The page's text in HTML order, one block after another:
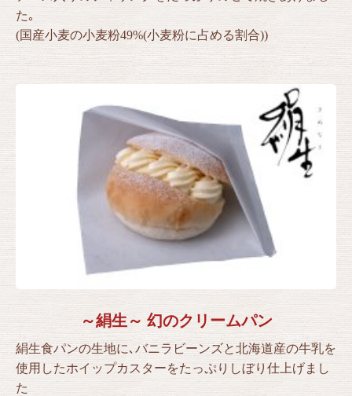
た｡
(国産小麦の小麦粉49%(小麦粉に占める割合))
～絹生～ 幻のクリームパン
絹生食パンの生地に､バニラビーンズと北海道産の牛乳を
使用したホイップカスターをたっぷりしぼり仕上げまし
た